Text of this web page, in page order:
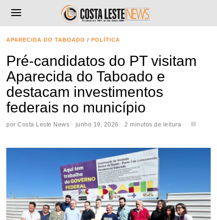
APARECIDA DO TABOADO / POLÍTICA
Pré-candidatos do PT visitam
Aparecida do Taboado e
destacam investimentos
federais no município
porCosta Leste News junho 19, 2026 2 minutos de leitura